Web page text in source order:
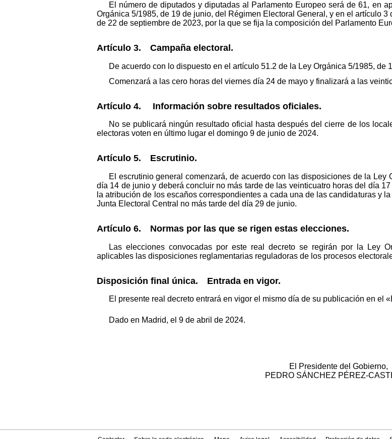
El número de diputados y diputadas al Parlamento Europeo será de 61, en
Orgánica 5/1985, de 19 de junio, del Régimen Electoral General, y en el artículo
de 22 de septiembre de 2023, por la que se fija la composición del Parlamento
Artículo 3. Campaña electoral.
De acuerdo con lo dispuesto en el artículo 51.2 de la Ley Orgánica 5/1985,
Comenzará a las cero horas del viernes día 24 de mayo y finalizará a las
Artículo 4. Información sobre resultados oficiales.
No se publicará ningún resultado oficial hasta después del cierre de los
electoras voten en último lugar el domingo 9 de junio de 2024.
Artículo 5. Escrutinio.
El escrutinio general comenzará, de acuerdo con las disposiciones de la Ley
día 14 de junio y deberá concluir no más tarde de las veinticuatro horas del día
la atribución de los escaños correspondientes a cada una de las candidaturas y
Junta Electoral Central no más tarde del día 29 de junio.
Artículo 6. Normas por las que se rigen estas elecciones.
Las elecciones convocadas por este real decreto se regirán por la Ley
aplicables las disposiciones reglamentarias reguladoras de los procesos
Disposición final única. Entrada en vigor.
El presente real decreto entrará en vigor el mismo día de su publicación en el
Dado en Madrid, el 9 de abril de 2024.
El Presidente del Gobierno,
PEDRO SÁNCHEZ PÉREZ-